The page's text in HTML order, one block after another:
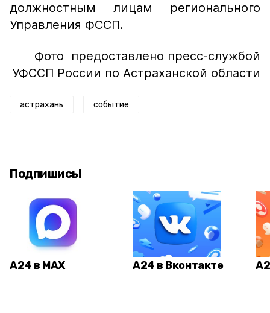
должностным лицам регионального
Управления ФССП.
Фото предоставлено пресс-службой
УФССП России по Астраханской области
астрахань событие
Подпишись!
А24 в MAX А24 в Вконтакте